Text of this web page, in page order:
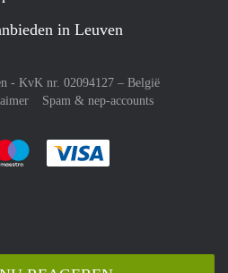
in Leuven
- KvK nr. 02094127 – België
Spam & nep-accounts
af met Paypal
gemakkelijk af met Mastercard
Je rekent gemakkelijk af met Meastro